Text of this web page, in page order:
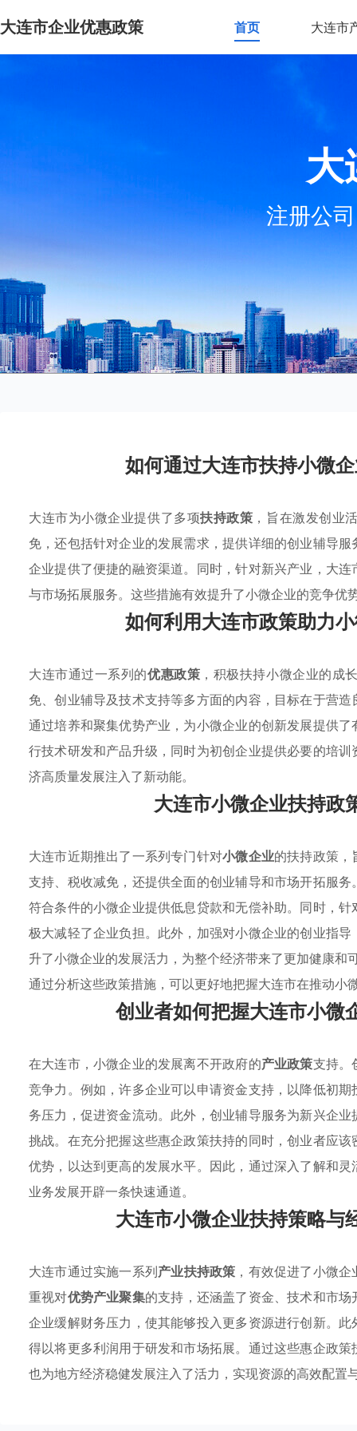
大连市企业优惠政策 首页 大连市
大
注册公
如何通过大连市扶持小微
大连市为小微企业提供了多项扶持政策 ，旨在激发创业
免，还包括针对企业的发展需求，提供详细的创业辅导
企业提供了便捷的融资渠道。同时，针对新兴产业，大
与市场拓展服务。这些措施有效提升了小微企业的竞争优
如何利用大连市政策助力
大连市通过一系列的优惠政策 ，积极扶持小微企业的成
免、创业辅导及技术支持等多方面的内容，目标在于营
通过培养和聚集优势产业，为小微企业的创新发展提供
行技术研发和产品升级，同时为初创企业提供必要的培
济高质量发展注入了新动能。
大连市小微企业扶持政
大连市近期推出了一系列专门针对小微企业的扶持政策，
支持、税收减免，还提供全面的创业辅导和市场开拓服
符合条件的小微企业提供低息贷款和无偿补助。同时，
极大减轻了企业负担。此外，加强对小微企业的创业指
升了小微企业的发展活力，为整个经济带来了更加健康和
通过分析这些政策措施，可以更好地把握大连市在推动小
创业者如何把握大连市小微
在大连市，小微企业的发展离不开政府的产业政策支持。
竞争力。例如，许多企业可以申请资金支持，以降低初
务压力，促进资金流动。此外，创业辅导服务为新兴企
挑战。在充分把握这些惠企政策扶持的同时，创业者应
优势，以达到更高的发展水平。因此，通过深入了解和
业务发展开辟一条快速通道。
大连市小微企业扶持策略与
大连市通过实施一系列产业扶持政策 ，有效促进了小微
重视对优势产业聚集的支持，还涵盖了资金、技术和市
企业缓解财务压力，使其能够投入更多资源进行创新。
得以将更多利润用于研发和市场拓展。通过这些惠企政
也为地方经济稳健发展注入了活力，实现资源的高效配置